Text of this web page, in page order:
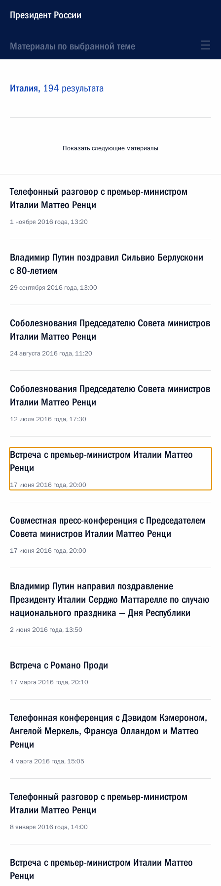
Президент России
Материалы по выбранной теме
Италия, 194 результата
Показать следующие материалы
Телефонный разговор с премьер-министром
Италии Маттео Ренци
1 ноября 2016 года, 13:20
Владимир Путин поздравил Сильвио Берлускони
с 80-летием
29 сентября 2016 года, 13:00
Соболезнования Председателю Совета министров
Италии Маттео Ренци
24 августа 2016 года, 11:20
Соболезнования Председателю Совета министров
Италии Маттео Ренци
12 июля 2016 года, 17:30
Встреча с премьер-министром Италии Маттео
Ренци
17 июня 2016 года, 20:00
Совместная пресс-конференция с Председателем
Совета министров Италии Маттео Ренци
17 июня 2016 года, 20:00
Владимир Путин направил поздравление
Президенту Италии Серджо Маттарелле по случаю
национального праздника — Дня Республики
2 июня 2016 года, 13:50
Встреча с Романо Проди
17 марта 2016 года, 20:10
Телефонная конференция с Дэвидом Кэмероном,
Ангелой Меркель, Франсуа Олландом и Маттео
Ренци
4 марта 2016 года, 15:05
Телефонный разговор с премьер-министром
Италии Маттео Ренци
8 января 2016 года, 14:00
Встреча с премьер-министром Италии Маттео
Ренци